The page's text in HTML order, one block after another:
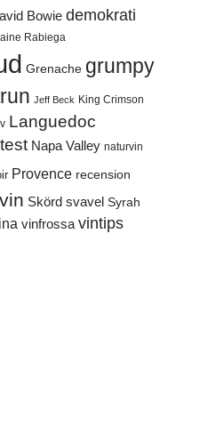
Bowie demokrati
Rabiega
Grenache grumpy
Jeff Beck King Crimson
Languedoc
Napa Valley naturvin
Provence recension
Skörd svavel Syrah
vinfrossa vintips